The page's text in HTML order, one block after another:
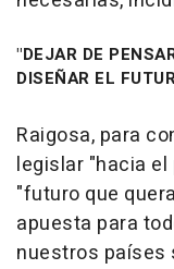
"DEJAR DE
DISEÑAR EL
Raigosa, para
legislar "hacia el
"futuro que
apuesta para
nuestros países